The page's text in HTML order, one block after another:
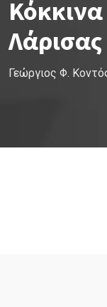
Λάρισας
Γεώργιος Φ.